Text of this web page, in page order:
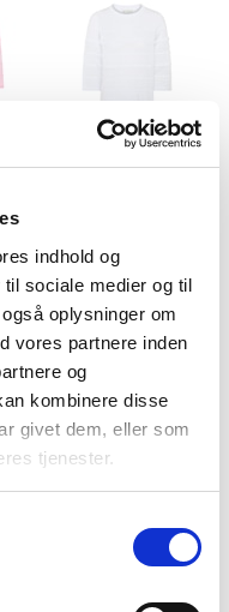
indhold og
sociale medier og til
oplysninger om
vores partnere inden
og
kombinere disse
givet dem, eller som
tjenester.
Bright White
Flamingo Pink